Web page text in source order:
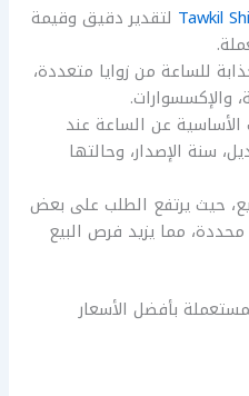
Tawkil لتقدير دقيق وقيمة
للساعة من زوايا متعددة،
والإكسسوارات.
الأساسية عن الساعة عند
سنة الإصدار، وحالتها
حيث يرتفع الطلب على بعض
مما يزيد فرص البيع